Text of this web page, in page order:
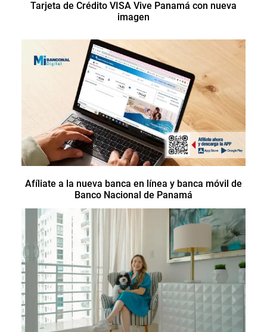
Tarjeta de Crédito VISA Vive Panamá con nueva
imagen
Afíliate a la nueva banca en línea y banca móvil de
Banco Nacional de Panamá